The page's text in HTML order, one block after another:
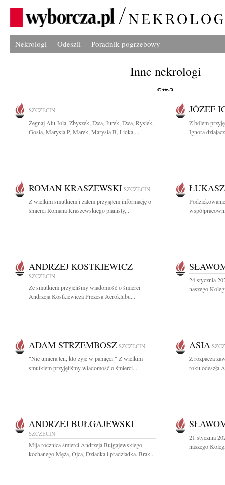
Nekrologi Odeszli Poradnik pogrzebowy
Inne nekrologi
SZCZECIN
Żegnaj Alu Jola, Zbyszek, Ewa, Jurek, Ewa, Rysiek,
Gosia, Marysia P, Marek, Marysia B, Lidka,...
JÓZEF
Z bólem
Ignora
ROMAN KRASZEWSKI SZCZECIN
Z wielkim smutkiem i żalem przyjąłem informację o
śmierci Romana Kraszewskiego pianisty,...
ANDRZEJ KOSTKIEWICZ
SZCZECIN
Ze smutkiem przyjęliśmy wiadomość o śmierci
Andrzeja Kostkiewicza Prezesa Aeroklubu...
24 stycznia
naszego
ADAM STRZEMBOSZ SZCZECIN
"Nie umiera ten, kto żyje w pamięci." Z wielkim
smutkiem przyjęliśmy wiadomość o śmierci...
ASIA
Z rozpaczą
roku odeszła
ANDRZEJ BUŁGAJEWSKI
SZCZECIN
Mija rocznica śmierci Andrzeja Bułgajewskiego
kochanego Męża, Ojca, Dziadka i pradziadka. Brak...
21 stycznia
naszego